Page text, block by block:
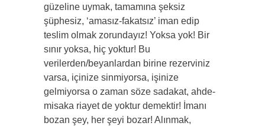
güzeline uymak, tamamına şeksiz
şüphesiz, ‘amasız-fakatsız’ iman edip
teslim olmak zorundayız! Yoksa yok! Bir
sınır yoksa, hiç yoktur! Bu
verilerden/beyanlardan birine rezerviniz
varsa, içinize sinmiyorsa, işinize
gelmiyorsa o zaman söze sadakat, ahde-
misaka riayet de yoktur demektir! İmanı
bozan şey, her şeyi bozar! Alınmak,